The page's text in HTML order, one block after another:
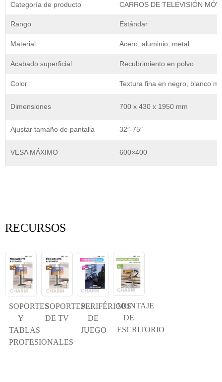
Categoría de producto CARROS DE TELEVISIÓN
Rango Estándar
Material Acero, aluminio, metal
Acabado superficial Recubrimiento en polvo
Color Textura fina en negro, blanco
Dimensiones 700 x 430 x 1950 mm
Ajustar tamaño de pantalla 32″-75″
VESA MÁXIMO 600×400
RECURSOS
SOPORTES
Y
TABLAS
PROFESIONALES
SOPORTES
DE TV
PERIFÉRICOS
DE
JUEGO
MONTAJE
DE
ESCRITORIO